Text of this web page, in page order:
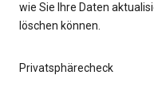
wie Sie Ihre Daten
löschen können.
Privatsphärecheck